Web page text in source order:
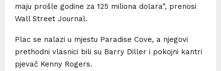
maju prošle godine za 125 miliona dolara”, prenosi
Wall Street Journal.
Plac se nalazi u mjestu Paradise Cove, a njegovi
prethodni vlasnici bili su Barry Diller i pokojni kantri
pjevač Kenny Rogers.